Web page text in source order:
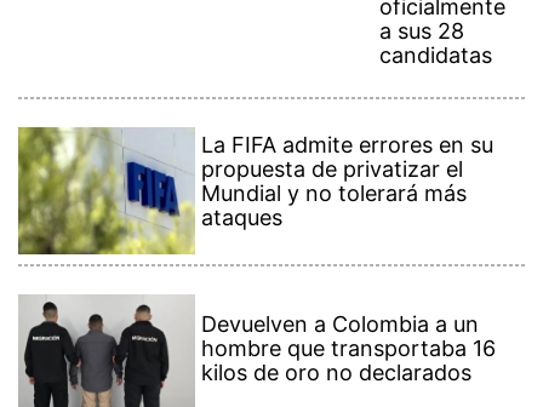
oficialmente
a sus 28
candidatas
La FIFA admite errores en su
propuesta de privatizar el
Mundial y no tolerará más
ataques
Devuelven a Colombia a un
hombre que transportaba 16
kilos de oro no declarados